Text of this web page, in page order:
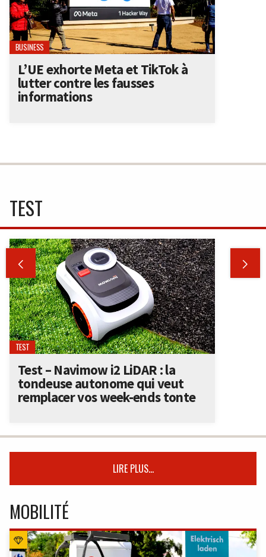
BUSINESS
L’UE exhorte Meta et TikTok à
lutter contre les fausses
informations
TEST
 
TEST
Test – Navimow i2 LiDAR : la
tondeuse autonome qui veut
remplacer vos week-ends tonte
LIRE PLUS...
MOBILITÉ